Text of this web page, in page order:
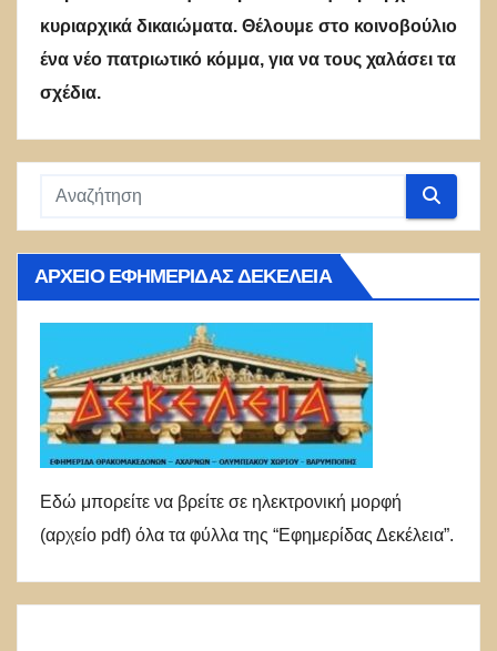
κυριαρχικά δικαιώματα. Θέλουμε στο κοινοβούλιο
ένα νέο πατριωτικό κόμμα, για να τους χαλάσει τα
σχέδια.
ΑΡΧΕΊΟ ΕΦΗΜΕΡΊΔΑΣ ΔΕΚΈΛΕΙΑ
Εδώ μπορείτε να βρείτε σε ηλεκτρονική μορφή
(αρχείο pdf) όλα τα φύλλα της “Εφημερίδας Δεκέλεια”.